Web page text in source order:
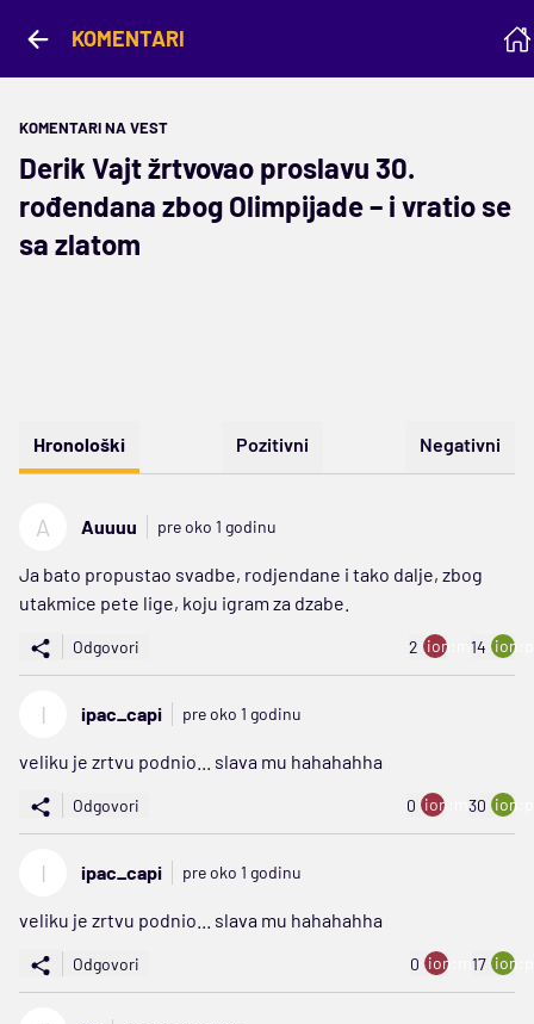
KOMENTARI
KOMENTARI NA VEST
Derik Vajt žrtvovao proslavu 30.
rođendana zbog Olimpijade – i vratio se
sa zlatom
Hronološki Pozitivni Negativni
A Auuuu pre oko 1 godinu
Ja bato propustao svadbe, rodjendane i tako dalje, zbog
utakmice pete lige, koju igram za dzabe.
Odgovori 2 ion:minus
14
I ipac_capi pre oko 1 godinu
veliku je zrtvu podnio... slava mu hahahahha
Odgovori 0 ion:minus
30
I ipac_capi pre oko 1 godinu
veliku je zrtvu podnio... slava mu hahahahha
Odgovori 0 ion:minus
17